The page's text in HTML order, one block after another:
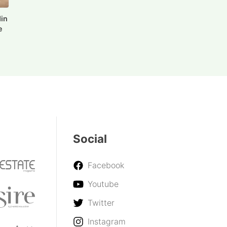
Social
Facebook
Youtube
Twitter
Instagram